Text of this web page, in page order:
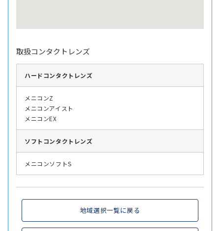
取扱コンタクトレンズ
ハード コンタクトレンズ
メニコンZ
メニコンアイスト
メニコンEX
ソフト コンタクトレンズ
メニコンソフトS
地域選択一覧に戻る